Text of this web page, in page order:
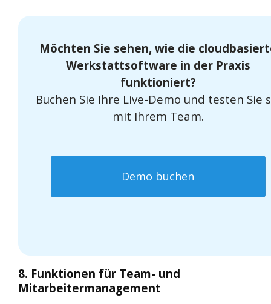
Möchten Sie sehen, wie die
Werkstattsoftware in der Praxis
funktioniert?
Buchen Sie Ihre Live-Demo und testen Sie
mit Ihrem Team.
Demo buchen
8. Funktionen für Team- und
Mitarbeitermanagement